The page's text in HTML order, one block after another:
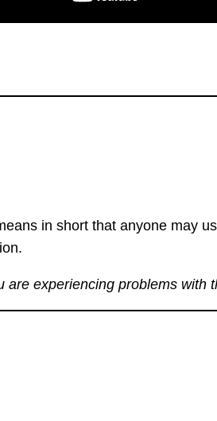
in short that anyone may
experiencing problems with